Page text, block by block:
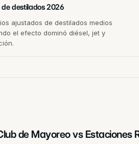
de destilados 2026
ajustados de destilados medios
el efecto dominó diésel, jet y
de Mayoreo vs Estaciones